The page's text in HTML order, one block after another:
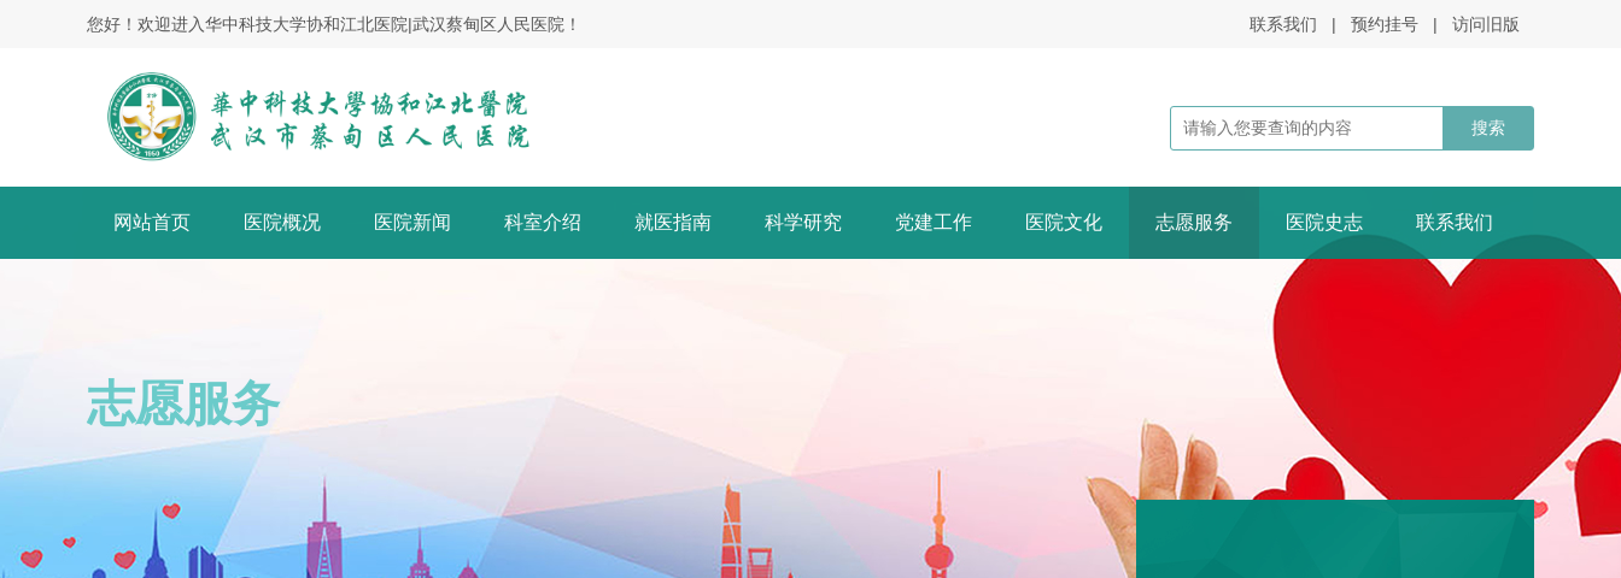
您好！欢迎进入华中科技大学协和江北医院|武汉蔡甸区人民医院！ 联系我们 | 预约挂号 | 访问旧版
网站首页 医院概况 医院新闻 科室介绍 就医指南 科学研究 党建工作 医院文化 志愿服务 医院史志 联系我们
志愿服务